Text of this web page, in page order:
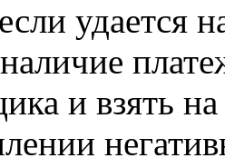
удается
и взять